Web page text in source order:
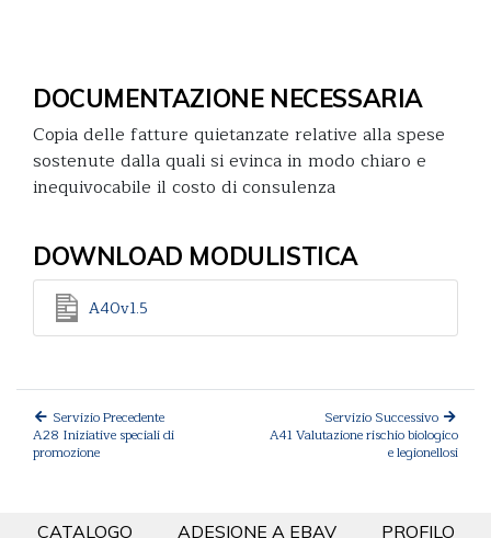
DOCUMENTAZIONE NECESSARIA
Copia delle fatture quietanzate relative alla spese
sostenute dalla quali si evinca in modo chiaro e
inequivocabile il costo di consulenza
DOWNLOAD MODULISTICA
A40v1.5
Servizio Precedente
A28 Iniziative speciali di
promozione
Servizio Successivo
A41 Valutazione rischio biologico
e legionellosi
CATALOGO ADESIONE A EBAV PROFILO